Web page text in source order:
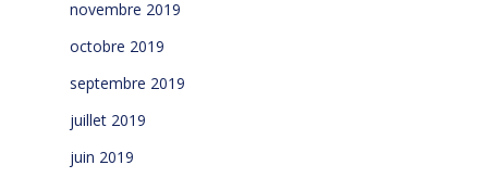
novembre 2019
octobre 2019
septembre 2019
juillet 2019
juin 2019